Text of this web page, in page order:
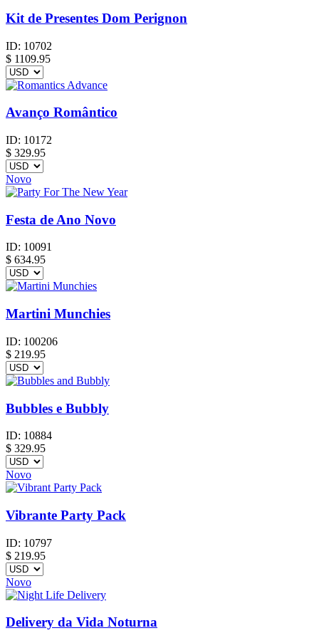
Kit de Presentes Dom Perignon
ID: 10702
$ 1109.95
Avanço Romântico
ID: 10172
$ 329.95
Novo
Festa de Ano Novo
ID: 10091
$ 634.95
Martini Munchies
ID: 100206
$ 219.95
Bubbles e Bubbly
ID: 10884
$ 329.95
Novo
Vibrante Party Pack
ID: 10797
$ 219.95
Novo
Delivery da Vida Noturna